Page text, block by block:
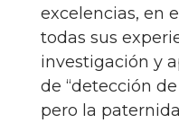
excelencias, en
todas sus
investigación y
de “detección de
pero la